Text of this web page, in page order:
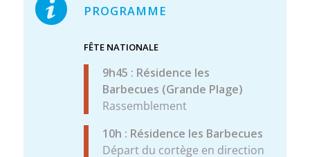
PROGRAMME
FÊTE NATIONALE
9h45 : Résidence les
Barbecues (Grande Plage)
Rassemblement
10h : Résidence les Barbecues
Départ du cortège en direction